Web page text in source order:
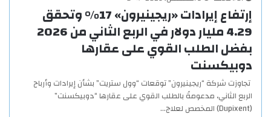
إرتفاع إيرادات «ريجينيرون» 17% وتحقق
4.29 مليار دولار في الربع الثاني من 2026
بفضل الطلب القوي على عقارها
دوبيكسنت
تجاوزت شركة “ريجينيرون” توقعات “وول ستريت” بشأن إيرادات وأرباح
الربع الثاني، مدعومةً بالطلب القوي على عقارها “دوبيكسنت”
(Dupixent) المخصص لعلاج…